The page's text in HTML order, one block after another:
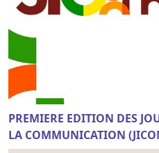
PREMIERE EDITION DES
LA COMMUNICATION